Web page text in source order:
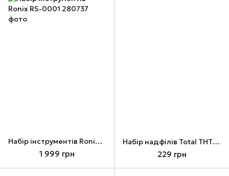
Набір інструментів Ronix RS-0001
1 999 грн
Набір надфілів Total THT91462, 6 шт
229 грн